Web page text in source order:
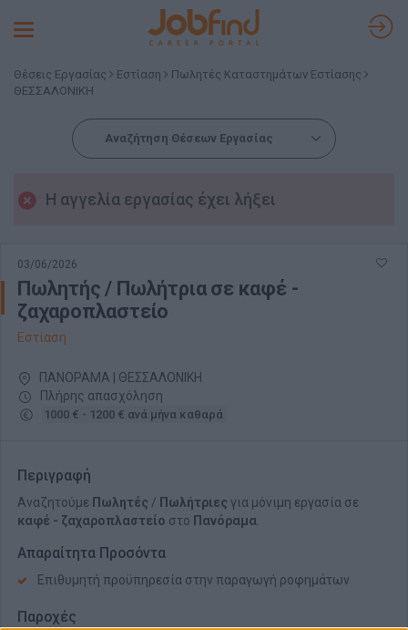
Toggle
Θέσεις Εργασίας Εστίαση
Πωλητές Καταστημάτων Εστίασης
ΘΕΣΣΑΛΟΝΙΚΗ
Αναζήτηση Θέσεων Εργασίας
Η αγγελία εργασίας έχει λήξει
03/06/2026
Πωλητής / Πωλήτρια σε καφέ -
ζαχαροπλαστείο
Εστίαση
ΠΑΝΟΡΑΜΑ | ΘΕΣΣΑΛΟΝΙΚΗ
Πλήρης απασχόληση
1000 € - 1200 € ανά μήνα καθαρά
Περιγραφή
Αναζητούμε Πωλητές / Πωλήτριες για μόνιμη εργασία σε
καφέ - ζαχαροπλαστείο στο Πανόραμα
Απαραίτητα Προσόντα
Επιθυμητή προϋπηρεσία στην παραγωγή ροφημάτων
Παροχές